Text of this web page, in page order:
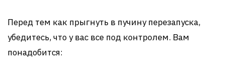
Перед тем как прыгнуть в пучину перезапуска,
убедитесь, что у вас все под контролем. Вам
понадобится: